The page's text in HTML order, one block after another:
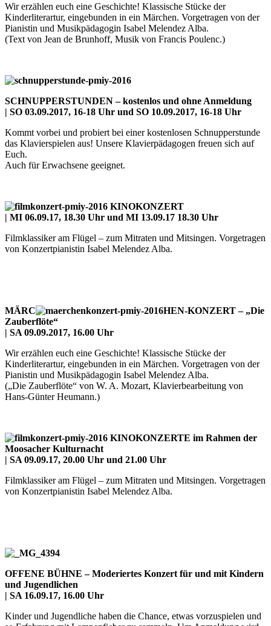
Wir erzählen euch eine Geschichte! Klassische Stücke der
Kinderliterartur, eingebunden in ein Märchen. Vorgetragen von der
Pianistin und Musikpädagogin Isabel Melendez Alba.
(Text von Jean de Brunhoff, Musik von Francis Poulenc.)
SCHNUPPERSTUNDEN – kostenlos und ohne Anmeldung
| SO 03.09.2017, 16-18 Uhr und SO 10.09.2017, 16-18 Uhr
Kommt vorbei und probiert bei einer kostenlosen Schnupperstunde
das Klavierspielen aus! Unsere Klavierpädagogen freuen sich auf
Euch.
Auch für Erwachsene geeignet.
KINOKONZERT
| MI 06.09.17, 18.30 Uhr und MI 13.09.17 18.30 Uhr
Filmklassiker am Flügel – zum Mitraten und Mitsingen. Vorgetragen
von Konzertpianistin Isabel Melendez Alba.
MÄRC
HEN-KONZERT – „Die
Zauberflöte“
| SA 09.09.2017, 16.00 Uhr
Wir erzählen euch eine Geschichte! Klassische Stücke der
Kinderliterartur, eingebunden in ein Märchen. Vorgetragen von der
Pianistin und Musikpädagogin Isabel Melendez Alba.
(„Die Zauberflöte“ von W. A. Mozart, Klavierbearbeitung von
Hans-Günter Heumann.)
KINOKONZERTE im Rahmen der
Moosacher Kulturnacht
| SA 09.09.17, 20.00 Uhr und 21.00 Uhr
Filmklassiker am Flügel – zum Mitraten und Mitsingen. Vorgetragen
von Konzertpianistin Isabel Melendez Alba.
OFFENE BÜHNE –Moderiertes Konzert für und mit Kindern
und Jugendlichen
| SA 16.09.17, 16.00 Uhr
Kinder und Jugendliche haben die Chance, etwas vorzuspielen und